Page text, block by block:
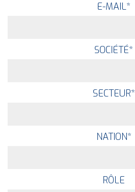
E-MAIL*
SOCIÉTÉ*
SECTEUR*
NATION*
RÔLE